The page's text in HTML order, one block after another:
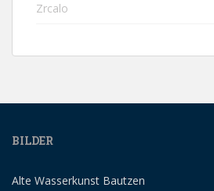
Zrcalo
BILDER
Alte Wasserkunst Bautzen